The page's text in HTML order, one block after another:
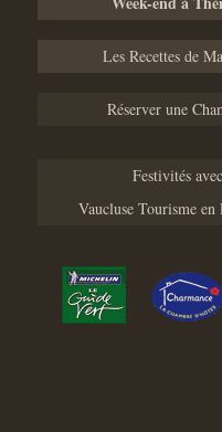
Les Recettes de
Réserver une
Festivités avec
Vaucluse Tourisme en